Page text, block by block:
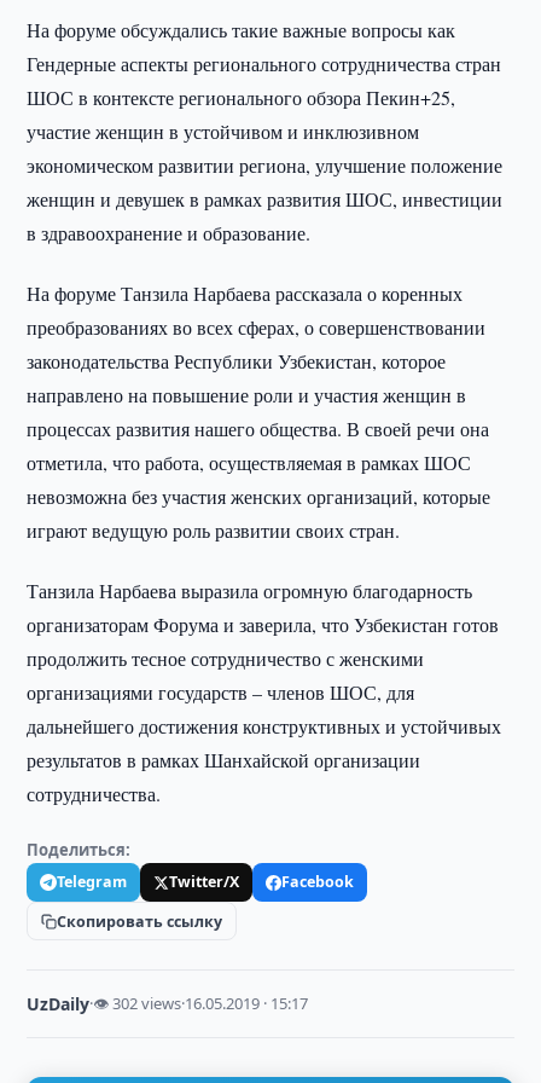
На форуме обсуждались такие важные вопросы как
Гендерные аспекты регионального сотрудничества стран
ШОС в контексте регионального обзора Пекин+25,
участие женщин в устойчивом и инклюзивном
экономическом развитии региона, улучшение положение
женщин и девушек в рамках развития ШОС, инвестиции
в здравоохранение и образование.
На форуме Танзила Нарбаева рассказала о коренных
преобразованиях во всех сферах, о совершенствовании
законодательства Республики Узбекистан, которое
направлено на повышение роли и участия женщин в
процессах развития нашего общества. В своей речи она
отметила, что работа, осуществляемая в рамках ШОС
невозможна без участия женских организаций, которые
играют ведущую роль развитии своих стран.
Танзила Нарбаева выразила огромную благодарность
организаторам Форума и заверила, что Узбекистан готов
продолжить тесное сотрудничество с женскими
организациями государств – членов ШОС, для
дальнейшего достижения конструктивных и устойчивых
результатов в рамках Шанхайской организации
сотрудничества.
Поделиться:
Telegram Twitter/X
Facebook
Скопировать ссылку
UzDaily·👁 302 views·16.05.2019 · 15:17